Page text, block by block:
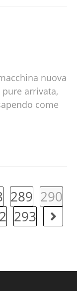
nuova
arrivata,
come
289 290
293